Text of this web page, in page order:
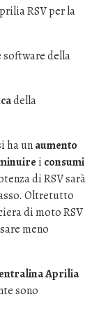
RSV per la
della
della
ha unaumento
i consumi
di RSV sarà
Oltretutto
di moto RSV
meno
Aprilia
sono